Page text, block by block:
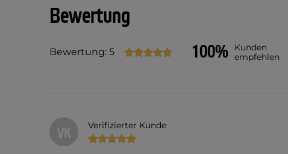
Bewertung
Bewertung: 5 100%
Kunden
empfehlen
VK Verifizierter Kunde